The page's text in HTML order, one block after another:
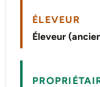
ÉLEVEUR
Éleveur